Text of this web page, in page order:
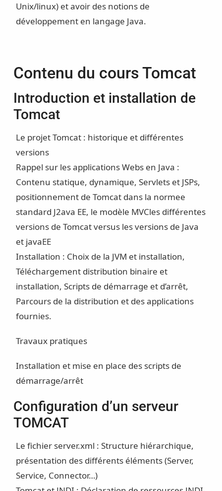
Unix/linux) et avoir des notions de
développement en langage Java.
Contenu du cours Tomcat
Introduction et installation de
Tomcat
Le projet Tomcat : historique et différentes
versions
Rappel sur les applications Webs en Java :
Contenu statique, dynamique, Servlets et JSPs,
positionnement de Tomcat dans la normee
standard J2ava EE, le modèle MVCles différentes
versions de Tomcat versus les versions de Java
et javaEE
Installation : Choix de la JVM et installation,
Téléchargement distribution binaire et
installation, Scripts de démarrage et d’arrêt,
Parcours de la distribution et des applications
fournies.
Travaux pratiques
Installation et mise en place des scripts de
démarrage/arrêt
Configuration d’un serveur
TOMCAT
Le fichier server.xml : Structure hiérarchique,
présentation des différents éléments (Server,
Service, Connector…)